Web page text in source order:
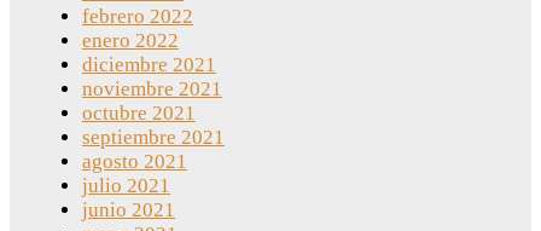
febrero 2022
enero 2022
diciembre 2021
noviembre 2021
octubre 2021
septiembre 2021
agosto 2021
julio 2021
junio 2021